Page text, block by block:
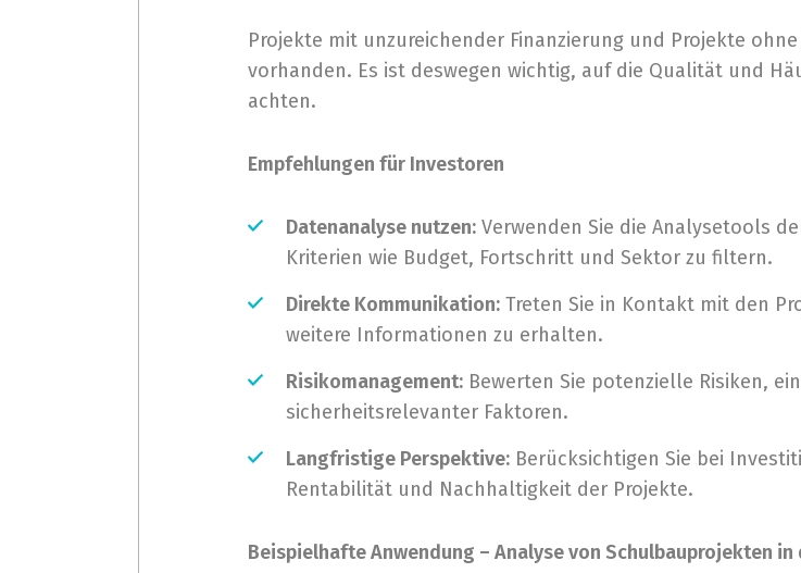
Projekte mit unzureichender Finanzierung und Projekte
vorhanden. Es ist deswegen wichtig, auf die Qualität und
achten.
Empfehlungen für Investoren
Datenanalyse nutzen: Verwenden Sie die Analysetools
Kriterien wie Budget, Fortschritt und Sektor zu filtern.
Direkte Kommunikation: Treten Sie in Kontakt mit den
weitere Informationen zu erhalten.
Risikomanagement: Bewerten Sie potenzielle Risiken,
sicherheitsrelevanter Faktoren.
Langfristige Perspektive: Berücksichtigen Sie bei
Rentabilität und Nachhaltigkeit der Projekte.
Beispielhafte Anwendung – Analyse von Schulbauprojekten